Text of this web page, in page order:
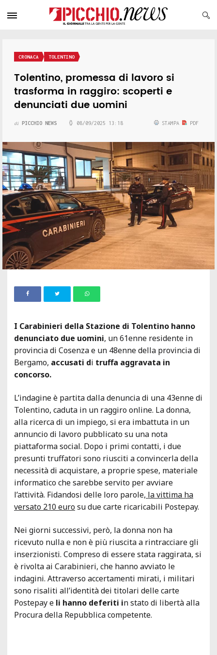
CRONACA TOLENTINO
Tolentino, promessa di lavoro si
trasforma in raggiro: scoperti e
denunciati due uomini
di PICCHIO NEWS 08/09/2025 13:18 STAMPA PDF
I Carabinieri della Stazione di Tolentino hanno
denunciato due uomini, un 61enne residente in
provincia di Cosenza e un 48enne della provincia di
Bergamo, accusati di truffa aggravata in
concorso.
L’indagine è partita dalla denuncia di una 43enne di
Tolentino, caduta in un raggiro online. La donna,
alla ricerca di un impiego, si era imbattuta in un
annuncio di lavoro pubblicato su una nota
piattaforma social. Dopo i primi contatti, i due
presunti truffatori sono riusciti a convincerla della
necessità di acquistare, a proprie spese, materiale
informatico che sarebbe servito per avviare
l’attività. Fidandosi delle loro parole, la vittima ha
versato 210 eurosu due carte ricaricabili Postepay.
Nei giorni successivi, però, la donna non ha
ricevuto nulla e non è più riuscita a rintracciare gli
inserzionisti. Compreso di essere stata raggirata, si
è rivolta ai Carabinieri, che hanno avviato le
indagini. Attraverso accertamenti mirati, i militari
sono risaliti all’identità dei titolari delle carte
Postepay e li hanno deferiti in stato di libertà alla
Procura della Repubblica competente.